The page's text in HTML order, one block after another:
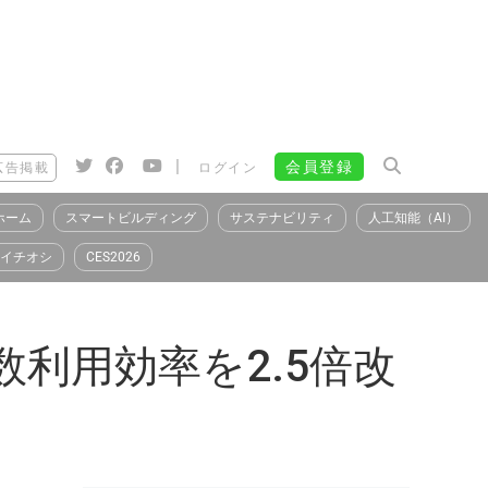
告掲載 | ログイン 会員登録
ーム スマートビルディング サステナビリティ 人工知能（AI）
イチオシ CES2026
利用効率を2.5倍改